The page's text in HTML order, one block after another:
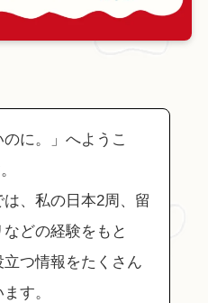
のに。」へようこ
、私の日本2周、留
どの経験をもと
つ情報をたくさん
す。